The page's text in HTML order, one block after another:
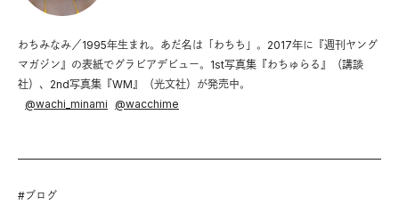
わちみなみ／1995年生まれ。あだ名は「わちち」。2017年に『週刊ヤング
マガジン』の表紙でグラビアデビュー。1st写真集『わちゅらる』（講談
社）、2nd写真集『WM』（光文社）が発売中。
@wachi_minami @wacchime
#ブログ